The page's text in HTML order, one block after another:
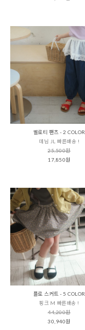
벨로티 팬츠 - 2 COLOR
데님 JL 빠른배송 !
25,500원
17,850원
플로 스커트 - 5 COLOR
핑크 M 빠른배송 !
44,200원
30,940원